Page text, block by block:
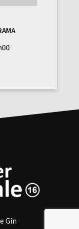
Gin